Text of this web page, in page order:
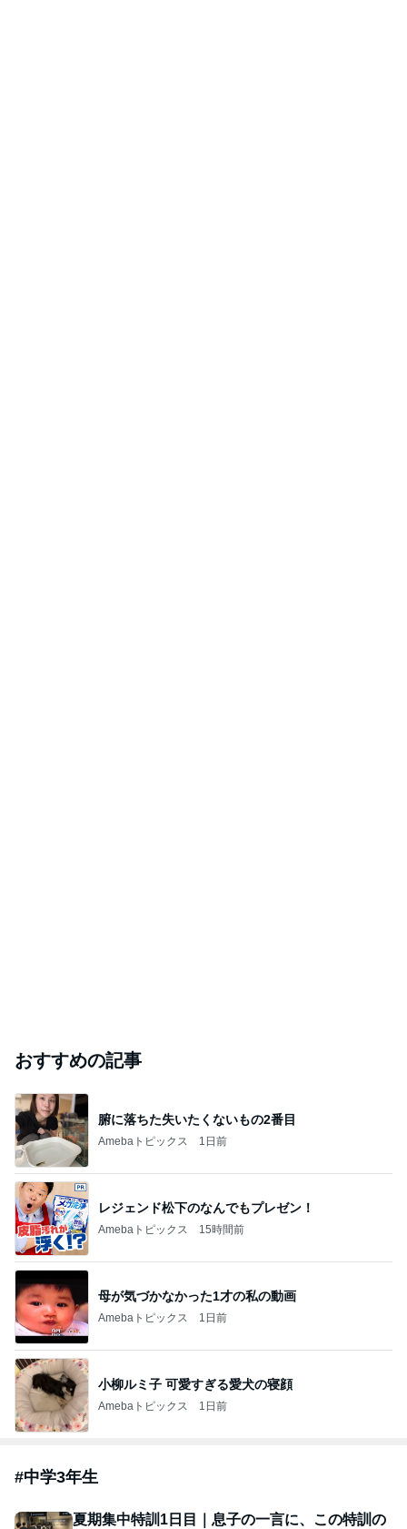
おすすめの記事
腑に落ちた失いたくないもの2番目
Amebaトピックス 1日前
レジェンド松下のなんでもプレゼン！
Amebaトピックス 15時間前
母が気づかなかった1才の私の動画
Amebaトピックス 1日前
小柳ルミ子 可愛すぎる愛犬の寝顔
Amebaトピックス 1日前
#中学3年生
夏期集中特訓1日目｜息子の一言に、この特訓の